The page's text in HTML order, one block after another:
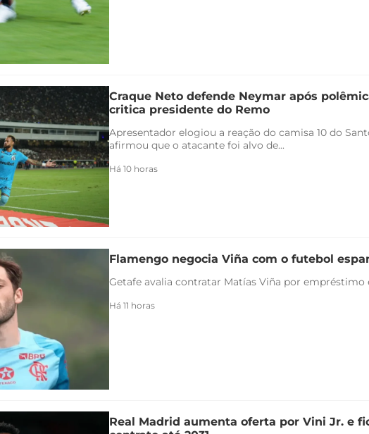
Craque Neto defende Neymar após
critica presidente do Remo
Apresentador elogiou a reação do camisa 10 do
afirmou que o atacante foi alvo de...
Há 10 horas
Flamengo negocia Viña com o futebol
Getafe avalia contratar Matías Viña por empréstimo
Há 11 horas
Real Madrid aumenta oferta por Vini Jr. e